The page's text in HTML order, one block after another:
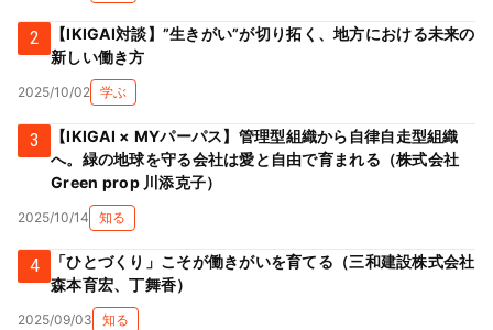
2
【IKIGAI対談】”生きがい”が切り拓く、地方における未来の
新しい働き方
2025/10/02 学ぶ
3
【IKIGAI × MYパーパス】管理型組織から自律自走型組織
へ。緑の地球を守る会社は愛と自由で育まれる（株式会社
Green prop 川添克子）
2025/10/14 知る
4
「ひとづくり」こそが働きがいを育てる（三和建設株式会社
森本育宏、丁舞香）
2025/09/03 知る